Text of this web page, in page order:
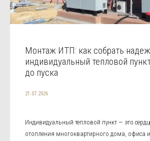
Монтаж ИТП: как собрать
индивидуальный тепловой
до пуска
21.07.2026
Индивидуальный тепловой пункт — это
отопления многоквартирного дома, офиса